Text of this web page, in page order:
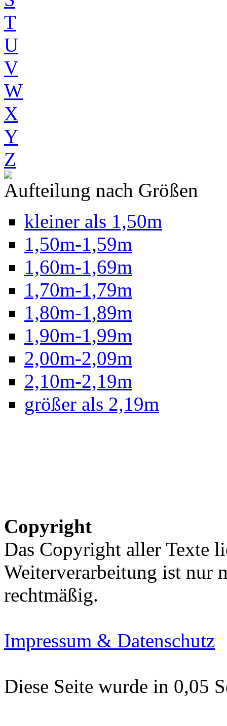
T
U
V
W
X
Y
Z
Aufteilung nach Größen
kleiner als 1,50m
1,50m-1,59m
1,60m-1,69m
1,70m-1,79m
1,80m-1,89m
1,90m-1,99m
2,00m-2,09m
2,10m-2,19m
größer als 2,19m
Copyright
Das Copyright aller Texte
Weiterverarbeitung ist nur
rechtmäßig.
Impressum & Datenschutz
Diese Seite wurde in 0,05